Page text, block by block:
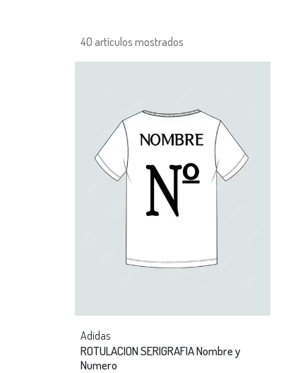
40 artículos mostrados
Adidas
ROTULACION SERIGRAFIA Nombre y
Numero